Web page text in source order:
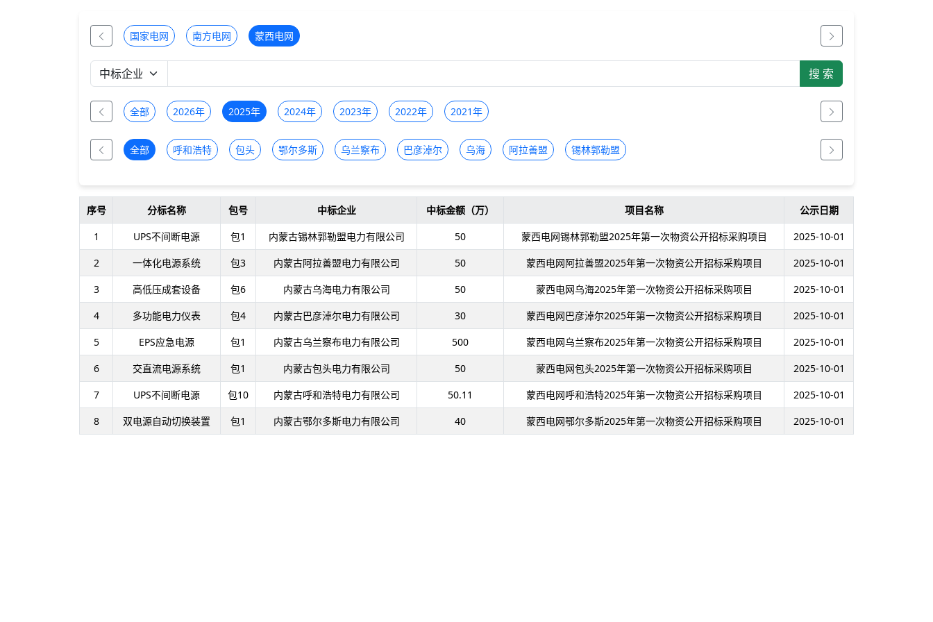
国家电网 南方电网 蒙西电网
全部 2026年 2025年 2024年 2023年 2022年 2021年
全部 呼和浩特 包头 鄂尔多斯 乌兰察布 巴彦淖尔 乌海 阿拉善盟 锡林郭勒盟
序号 分标名称 包号 中标企业 中标金额（万） 项目名称
公示日期
1
UPS不间断电源 包1 内蒙古锡林郭勒盟电力有限公司 50 蒙西电网锡林郭勒盟2025年第一次物资公开招标采购项目
2025-10-01
2
一体化电源系统 包3 内蒙古阿拉善盟电力有限公司 50 蒙西电网阿拉善盟2025年第一次物资公开招标采购项目
2025-10-01
3
高低压成套设备 包6 内蒙古乌海电力有限公司 50 蒙西电网乌海2025年第一次物资公开招标采购项目
2025-10-01
4
多功能电力仪表 包4 内蒙古巴彦淖尔电力有限公司 30 蒙西电网巴彦淖尔2025年第一次物资公开招标采购项目
2025-10-01
5
EPS应急电源 包1 内蒙古乌兰察布电力有限公司 500 蒙西电网乌兰察布2025年第一次物资公开招标采购项目
2025-10-01
6
交直流电源系统 包1 内蒙古包头电力有限公司 50 蒙西电网包头2025年第一次物资公开招标采购项目
2025-10-01
7
UPS不间断电源 包10 内蒙古呼和浩特电力有限公司 50.11 蒙西电网呼和浩特2025年第一次物资公开招标采购项目
2025-10-01
8
双电源自动切换装置 包1 内蒙古鄂尔多斯电力有限公司 40 蒙西电网鄂尔多斯2025年第一次物资公开招标采购项目 2025-10-01